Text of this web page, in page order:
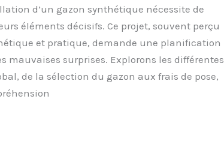
d’un gazon synthétique nécessite de
éléments décisifs. Ce projet, souvent perçu
et pratique, demande une planification
mauvaises surprises. Explorons les différentes
de la sélection du gazon aux frais de pose,